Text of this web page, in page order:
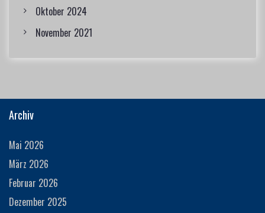
Oktober 2024
November 2021
Archiv
Mai 2026
März 2026
Februar 2026
Dezember 2025